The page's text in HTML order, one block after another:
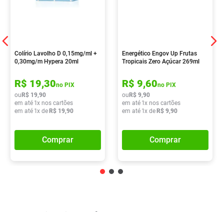
Colírio Lavolho D 0,15mg/ml +
0,30mg/m Hypera 20ml
R$ 19,30no PIX
ou R$ 19,90
em até 1x nos cartões
em até 1x de R$ 19,90
Comprar
Energético Engov Up Frutas
Tropicais Zero Açúcar 269ml
R$ 9,60no PIX
ou R$ 9,90
em até 1x nos cartões
em até 1x de R$ 9,90
Comprar